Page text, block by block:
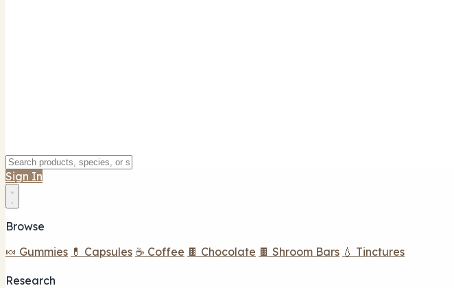
Sign In
Browse
🍬 Gummies 💊 Capsules ☕ Coffee 🍫 Chocolate 🍫 Shroom Bars 💧 Tinctures
Research